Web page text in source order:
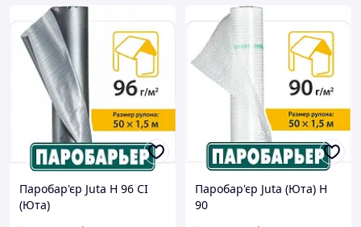
Паробар'єр Juta Н 96 СІ
(Юта)
Паробар'єр Juta (Юта) H
90